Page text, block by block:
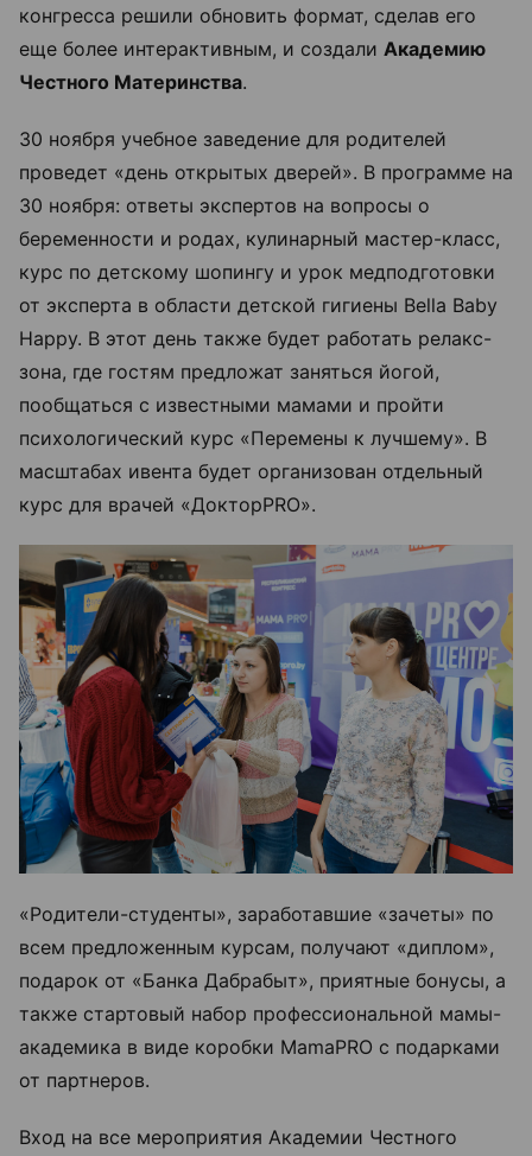
конгресса решили обновить формат, сделав его
еще более интерактивным, и создали Академию
Честного Материнства.
30 ноября учебное заведение для родителей
проведет «день открытых дверей». В программе на
30 ноября: ответы экспертов на вопросы о
беременности и родах, кулинарный мастер-класс,
курс по детскому шопингу и урок медподготовки
от эксперта в области детской гигиены Bella Baby
Happy. В этот день также будет работать релакс-
зона, где гостям предложат заняться йогой,
пообщаться с известными мамами и пройти
психологический курс «Перемены к лучшему». В
масштабах ивента будет организован отдельный
курс для врачей «ДокторPRO».
«Родители-студенты», заработавшие «зачеты» по
всем предложенным курсам, получают «диплом»,
подарок от «Банка Дабрабыт», приятные бонусы, а
также стартовый набор профессиональной мамы-
академика в виде коробки MamaPRO с подарками
от партнеров.
Вход на все мероприятия Академии Честного